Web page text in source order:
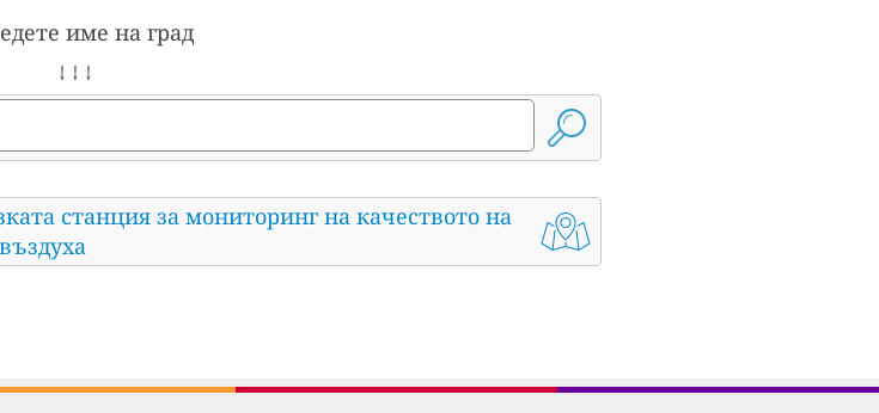
име на град
↓ ↓ ↓
станция за мониторинг на качеството на
въздуха